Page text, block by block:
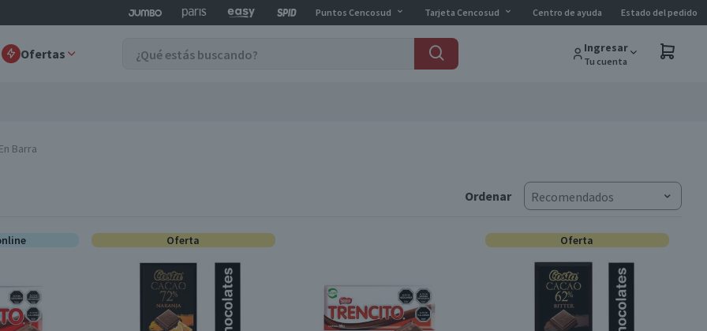
Puntos Cencosud Tarjeta Cencosud Centro de ayuda Estado del pedido
Ofertas Ingresar
Tu cuenta
Barra
Ordenar Recomendados
Oferta Oferta